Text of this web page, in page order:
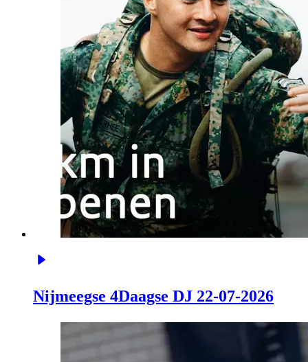
Nijmeegse 4Daagse DJ 22-07-2026